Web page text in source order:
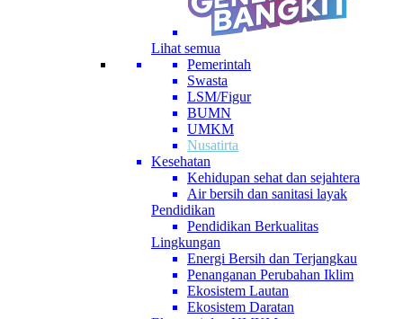
Lihat semua
Pemerintah
Swasta
LSM/Figur
BUMN
UMKM
Nusatirta
Kesehatan
Kehidupan sehat dan sejahtera
Air bersih dan sanitasi layak
Pendidikan
Pendidikan Berkualitas
Lingkungan
Energi Bersih dan Terjangkau
Penanganan Perubahan Iklim
Ekosistem Lautan
Ekosistem Daratan